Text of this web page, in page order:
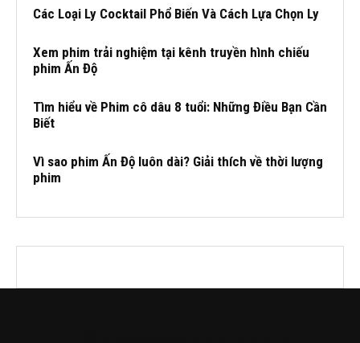
Các Loại Ly Cocktail Phổ Biến Và Cách Lựa Chọn Ly
Xem phim trải nghiệm tại kênh truyền hình chiếu
phim Ấn Độ
Tìm hiểu về Phim cô dâu 8 tuổi: Những Điều Bạn Cần
Biết
Vì sao phim Ấn Độ luôn dài? Giải thích về thời lượng
phim